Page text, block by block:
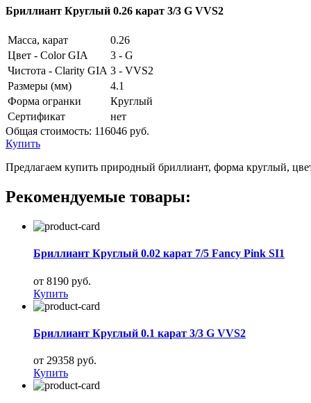
Бриллиант Круглый 0.26 карат 3/3 G VVS2
Масса, карат
0.26
Цвет - Color GIA
3 - G
Чистота - Clarity GIA 3 - VVS2
Размеры (мм)
4.1
Форма огранки
Круглый
Сертификат
нет
Общая стоимость: 116046 руб.
Купить
Предлагаем купить природный бриллиант, форма круглый,
Рекомендуемые товары:
Бриллиант Круглый 0.02 карат 7/5 Fancy Pink SI1
от 8190 руб.
Купить
Бриллиант Круглый 0.1 карат 3/3 G VVS2
от 29358 руб.
Купить